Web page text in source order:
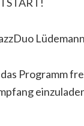
Programm